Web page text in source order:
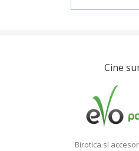
Cine
Birotica si